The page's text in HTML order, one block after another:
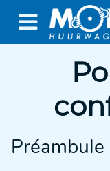

Préambule